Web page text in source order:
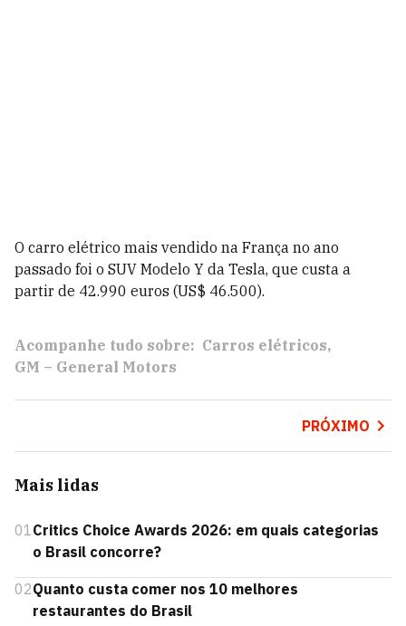
O carro elétrico mais vendido na França no ano
passado foi o SUV Modelo Y da Tesla, que custa a
partir de 42.990 euros (US$ 46.500).
Acompanhe tudo sobre: Carros elétricos
GM – General Motors
PRÓXIMO
Mais lidas
01Critics Choice Awards 2026: em quais categorias
o Brasil concorre?
02Quanto custa comer nos 10 melhores
restaurantes do Brasil